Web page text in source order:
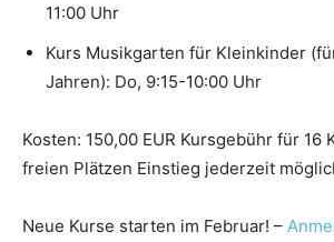
11:00 Uhr
Kurs Musikgarten für Kleinkinder
Jahren): Do, 9:15-10:00 Uhr
Kosten: 150,00 EUR Kursgebühr für 16
freien Plätzen Einstieg jederzeit
Neue Kurse starten im Februar! –